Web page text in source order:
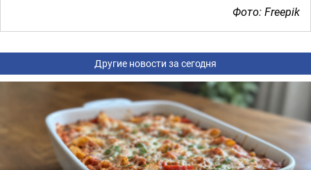
Фото: Freepik
Другие новости за сегодня